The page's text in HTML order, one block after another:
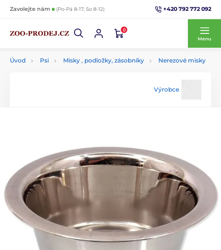
Zavolejte nám (Po-Pá 8-17, So 8-12) +420 792 772 092
0
Menu
Úvod Psi Misky , podložky, zásobníky Nerezové misky
Výrobce